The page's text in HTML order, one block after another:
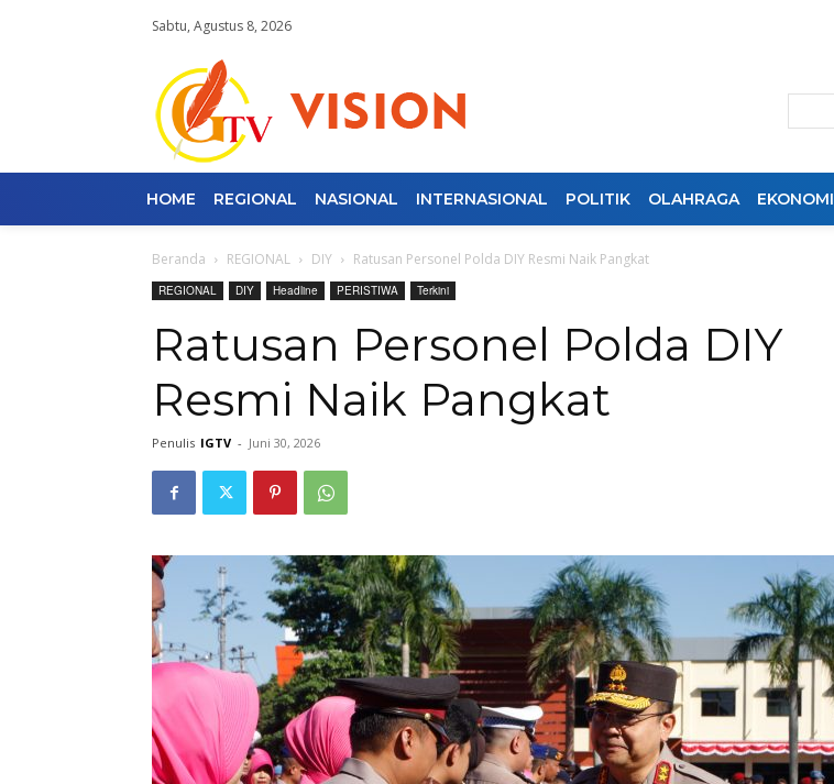
Sabtu, Agustus 8, 2026
HOME REGIONAL NASIONAL INTERNASIONAL POLITIK OLAHRAGA EKONOMI
Beranda REGIONAL DIY Ratusan Personel Polda DIY Resmi Naik Pangkat
REGIONAL DIY Headline PERISTIWA Terkini
Ratusan Personel Polda DIY
Resmi Naik Pangkat
Penulis IGTV - Juni 30, 2026